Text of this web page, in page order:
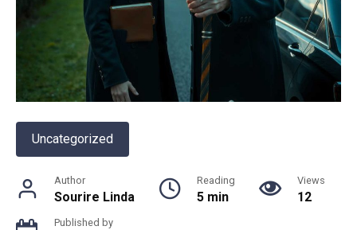
Uncategorized
Author
Sourire Linda
Reading
5 min
Views
12
Published by